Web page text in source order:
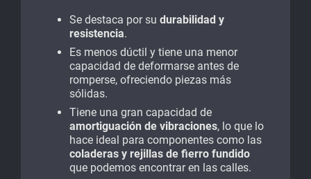
Se destaca por su durabilidad y
resistencia.
Es menos dúctil y tiene una menor
capacidad de deformarse antes de
romperse, ofreciendo piezas más
sólidas.
Tiene una gran capacidad de
amortiguación de vibraciones, lo que lo
hace ideal para componentes como las
coladeras y rejillas de fierro fundido
que podemos encontrar en las calles.